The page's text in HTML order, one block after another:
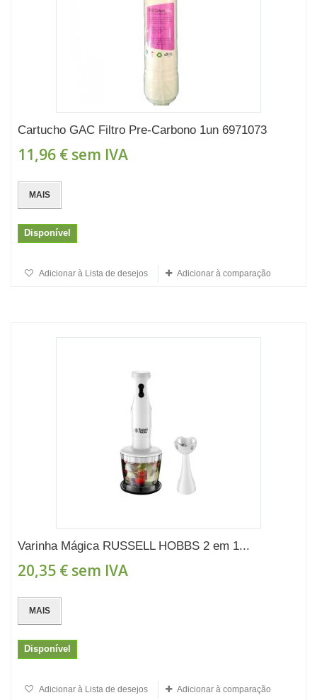
Cartucho GAC Filtro Pre-Carbono 1un 6971073
11,96 € sem IVA
MAIS
Disponível
Adicionar à Lista de desejos Adicionar à comparação
Varinha Mágica RUSSELL HOBBS 2 em 1...
20,35 € sem IVA
MAIS
Disponível
Adicionar à Lista de desejos Adicionar à comparação